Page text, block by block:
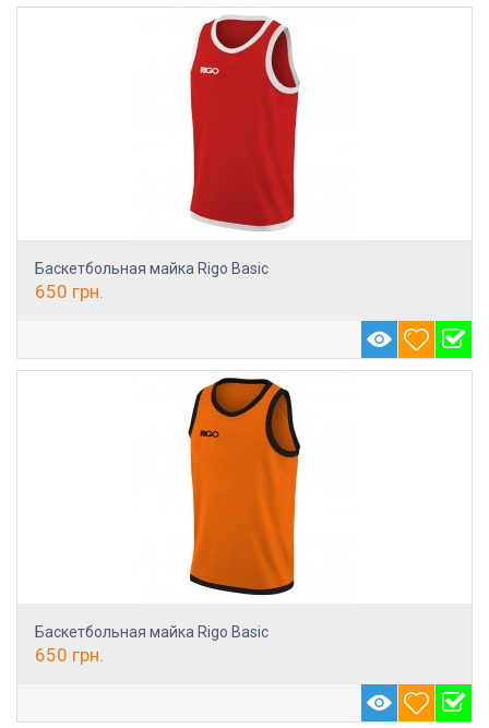
Баскетбольная майка Rigo Basic
650 грн.
Баскетбольная майка Rigo Basic
650 грн.